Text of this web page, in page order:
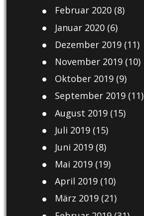
Februar 2020(8)
Januar 2020(6)
Dezember 2019(11)
November 2019(10)
Oktober 2019(9)
September 2019(11)
August 2019(15)
Juli 2019(15)
Juni 2019(8)
Mai 2019(19)
April 2019(10)
März 2019(21)